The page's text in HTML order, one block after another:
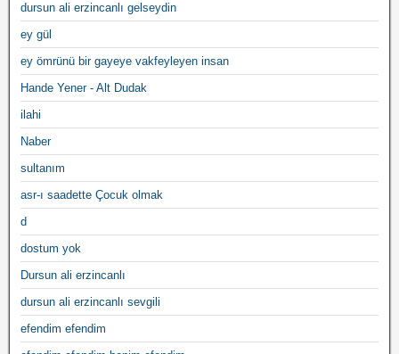
dursun ali erzincanlı gelseydin
ey gül
ey ömrünü bir gayeye vakfeyleyen insan
Hande Yener - Alt Dudak
ilahi
Naber
sultanım
asr-ı saadette Çocuk olmak
d
dostum yok
Dursun ali erzincanlı
dursun ali erzincanlı sevgili
efendim efendim